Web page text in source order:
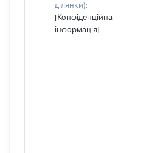
ділянки):
[Конфіденційна
інформація]